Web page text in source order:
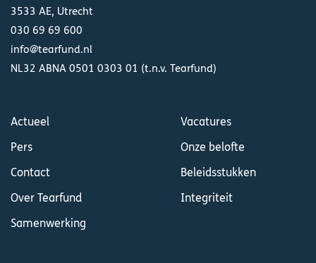
3533 AE, Utrecht
030 69 69 600
info@tearfund.nl
NL32 ABNA 0501 0303 01 (t.n.v. Tearfund)
Actueel
Pers
Contact
Over Tearfund
Samenwerking
Vacatures
Onze belofte
Beleidsstukken
Integriteit